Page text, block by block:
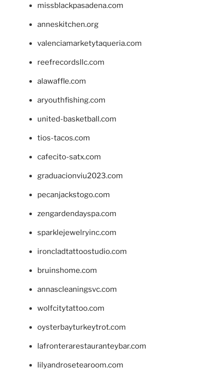
missblackpasadena.com
anneskitchen.org
valenciamarketytaqueria.com
reefrecordsllc.com
alawaffle.com
aryouthfishing.com
united-basketball.com
tios-tacos.com
cafecito-satx.com
graduacionviu2023.com
pecanjackstogo.com
zengardendayspa.com
sparklejewelryinc.com
ironcladtattoostudio.com
bruinshome.com
annascleaningsvc.com
wolfcitytattoo.com
oysterbayturkeytrot.com
lafronterarestauranteybar.com
lilyandrosetearoom.com